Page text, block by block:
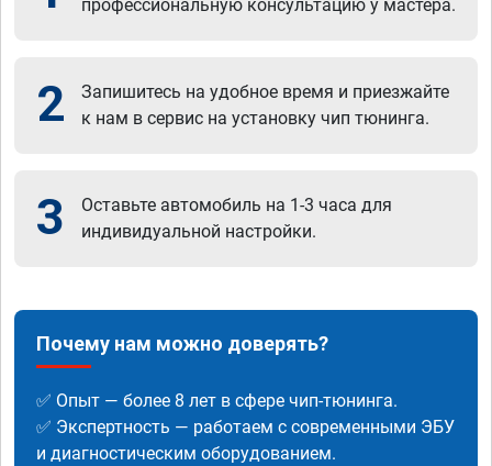
профессиональную консультацию у мастера.
2
Запишитесь на удобное время и приезжайте
к нам в сервис на установку чип тюнинга.
3
Оставьте автомобиль на 1-3 часа для
индивидуальной настройки.
Почему нам можно доверять?
✅ Опыт — более 8 лет в сфере чип-тюнинга.
✅ Экспертность — работаем с современными ЭБУ
и диагностическим оборудованием.